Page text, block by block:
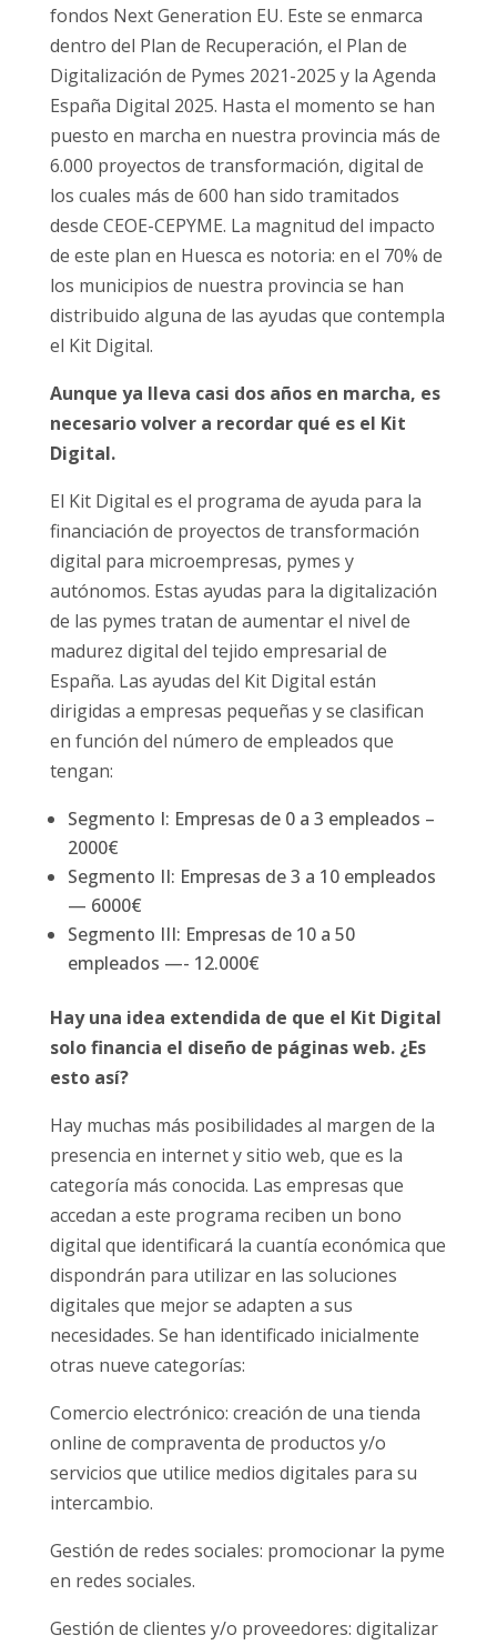
fondos Next Generation EU. Este se enmarca
dentro del Plan de Recuperación, el Plan de
Digitalización de Pymes 2021-2025 y la Agenda
España Digital 2025. Hasta el momento se han
puesto en marcha en nuestra provincia más de
6.000 proyectos de transformación, digital de
los cuales más de 600 han sido tramitados
desde CEOE-CEPYME. La magnitud del impacto
de este plan en Huesca es notoria: en el 70% de
los municipios de nuestra provincia se han
distribuido alguna de las ayudas que contempla
el Kit Digital.
Aunque ya lleva casi dos años en marcha, es
necesario volver a recordar qué es el Kit
Digital.
El Kit Digital es el programa de ayuda para la
financiación de proyectos de transformación
digital para microempresas, pymes y
autónomos. Estas ayudas para la digitalización
de las pymes tratan de aumentar el nivel de
madurez digital del tejido empresarial de
España. Las ayudas del Kit Digital están
dirigidas a empresas pequeñas y se clasifican
en función del número de empleados que
tengan:
Segmento I: Empresas de 0 a 3 empleados –
2000€
Segmento II: Empresas de 3 a 10 empleados
— 6000€
Segmento III: Empresas de 10 a 50
empleados —- 12.000€
Hay una idea extendida de que el Kit Digital
solo financia el diseño de páginas web. ¿Es
esto así?
Hay muchas más posibilidades al margen de la
presencia en internet y sitio web, que es la
categoría más conocida. Las empresas que
accedan a este programa reciben un bono
digital que identificará la cuantía económica que
dispondrán para utilizar en las soluciones
digitales que mejor se adapten a sus
necesidades. Se han identificado inicialmente
otras nueve categorías:
Comercio electrónico: creación de una tienda
online de compraventa de productos y/o
servicios que utilice medios digitales para su
intercambio.
Gestión de redes sociales: promocionar la pyme
en redes sociales.
Gestión de clientes y/o proveedores: digitalizar